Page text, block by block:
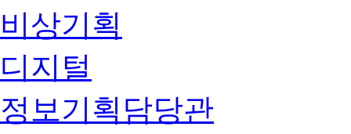
비상기획
디지털
정보기획담당관